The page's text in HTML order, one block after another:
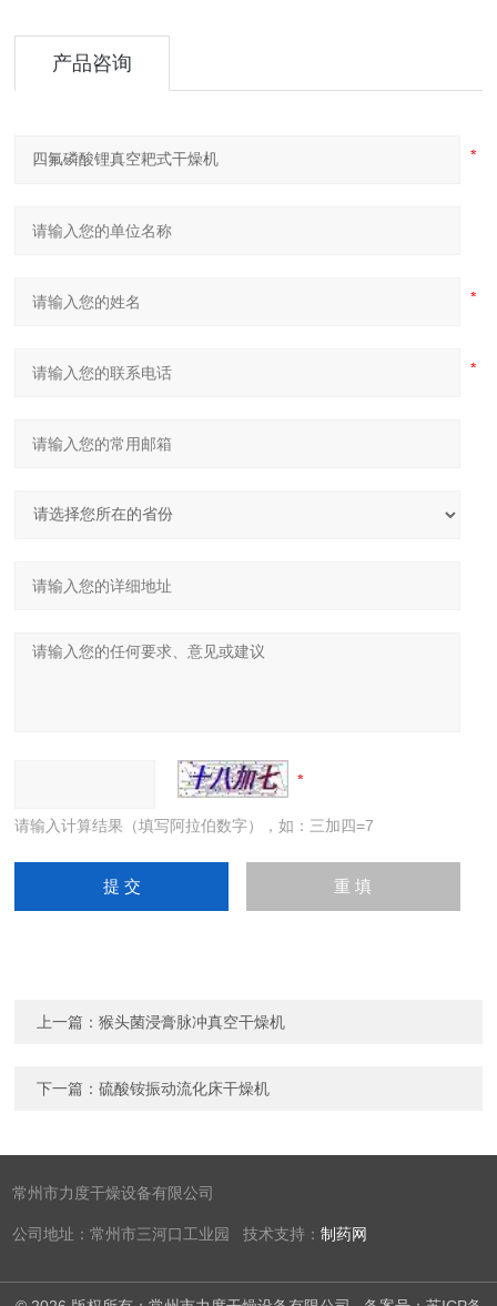
产品咨询
请输入计算结果（填写阿拉伯数字），如：三加四=7
上一篇：猴头菌浸膏脉冲真空干燥机
下一篇：硫酸铵振动流化床干燥机
常州市力度干燥设备有限公司
公司地址：常州市三河口工业园 技术支持：制药网